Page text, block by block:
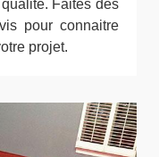
Faites dès
pour connaitre
projet.